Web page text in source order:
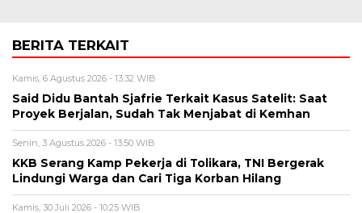
BERITA TERKAIT
Kamis, 6 Agustus 2026 - 13:32 WIB
Said Didu Bantah Sjafrie Terkait Kasus Satelit: Saat
Proyek Berjalan, Sudah Tak Menjabat di Kemhan
Senin, 3 Agustus 2026 - 13:50 WIB
KKB Serang Kamp Pekerja di Tolikara, TNI Bergerak
Lindungi Warga dan Cari Tiga Korban Hilang
Kamis, 30 Juli 2026 - 10:25 WIB